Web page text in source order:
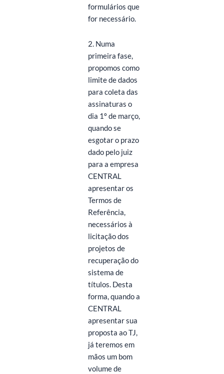
formulários que
for necessário.
2. Numa
primeira fase,
propomos como
limite de dados
para coleta das
assinaturas o
dia 1º de março,
quando se
esgotar o prazo
dado pelo juiz
para a empresa
CENTRAL
apresentar os
Termos de
Referência,
necessários à
licitação dos
projetos de
recuperação do
sistema de
títulos. Desta
forma, quando a
CENTRAL
apresentar sua
proposta ao TJ,
já teremos em
mãos um bom
volume de